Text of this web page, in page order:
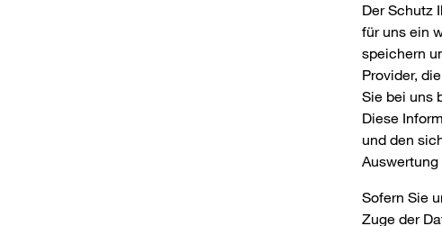
Der Schutz
für uns ein
speichern
Provider,
Sie bei uns
Diese
und den
Sofern Sie
Zuge der